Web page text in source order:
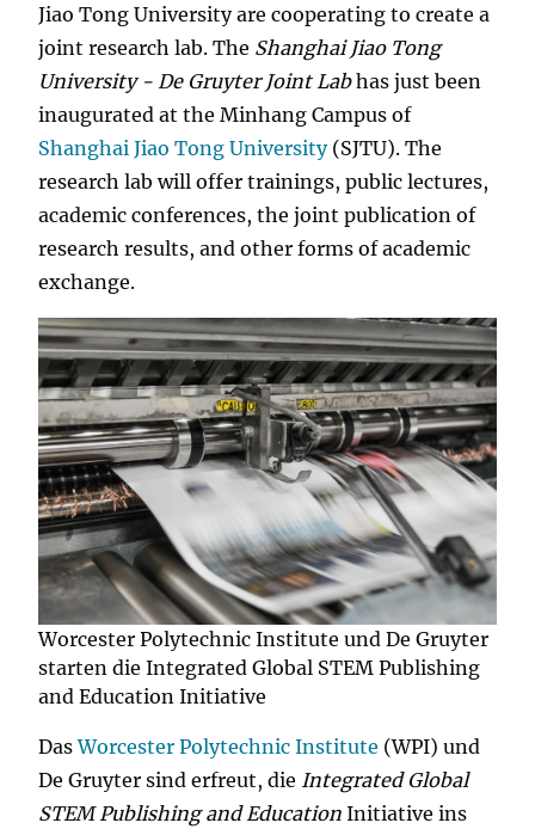
Jiao Tong University are cooperating to create a
joint research lab. The Shanghai Jiao Tong
University - De Gruyter Joint Labhas just been
inaugurated at the Minhang Campus of
Shanghai Jiao Tong University(SJTU). The
research lab will offer trainings, public lectures,
academic conferences, the joint publication of
research results, and other forms of academic
exchange.
Worcester Polytechnic Institute und De Gruyter
starten die Integrated Global STEM Publishing
and Education Initiative
DasWorcester Polytechnic Institute (WPI) und
De Gruyter sind erfreut, die Integrated Global
STEM Publishing and EducationInitiative ins